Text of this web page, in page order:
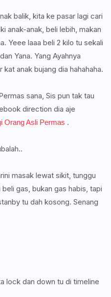
balik, kita ke pasar lagi cari
anak-anak, beli lebih, makan
Yeee laaa beli 2 kilo tu sekali
Yana. Yang Ayahnya
anak bujang dia hahahaha.
sana, Sis pun tak tau
direction dia aje
Orang Asli Permas .
masak lewat sikit, tunggu
gas, bukan gas habis, tapi
tu dah kosong. Senang
lock dan down tu di timeline